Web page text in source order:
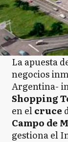
La apuesta
negocios
Argentina-
Shopping
en elcruce
Campo de
gestiona el